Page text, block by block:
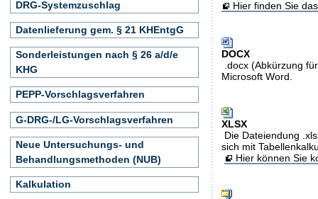
Hier finden Sie
DOCX
.docx (Abkürzung
Microsoft Word.
XLSX
Die Dateiendung
sich mit
Hier können Sie
DRG-Systemzuschlag
Datenlieferung gem. § 21 KHEntgG
Sonderleistungen nach § 26 a/d/e
KHG
PEPP-Vorschlagsverfahren
G-DRG-/LG-Vorschlagsverfahren
Neue Untersuchungs- und
Behandlungsmethoden (NUB)
Kalkulation